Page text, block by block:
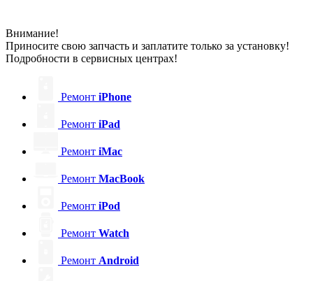
Внимание!
Приносите свою запчасть и заплатите только за установку!
Подробности в сервисных центрах!
Ремонт iPhone
Ремонт iPad
Ремонт iMac
Ремонт MacBook
Ремонт iPod
Ремонт Watch
Ремонт Android